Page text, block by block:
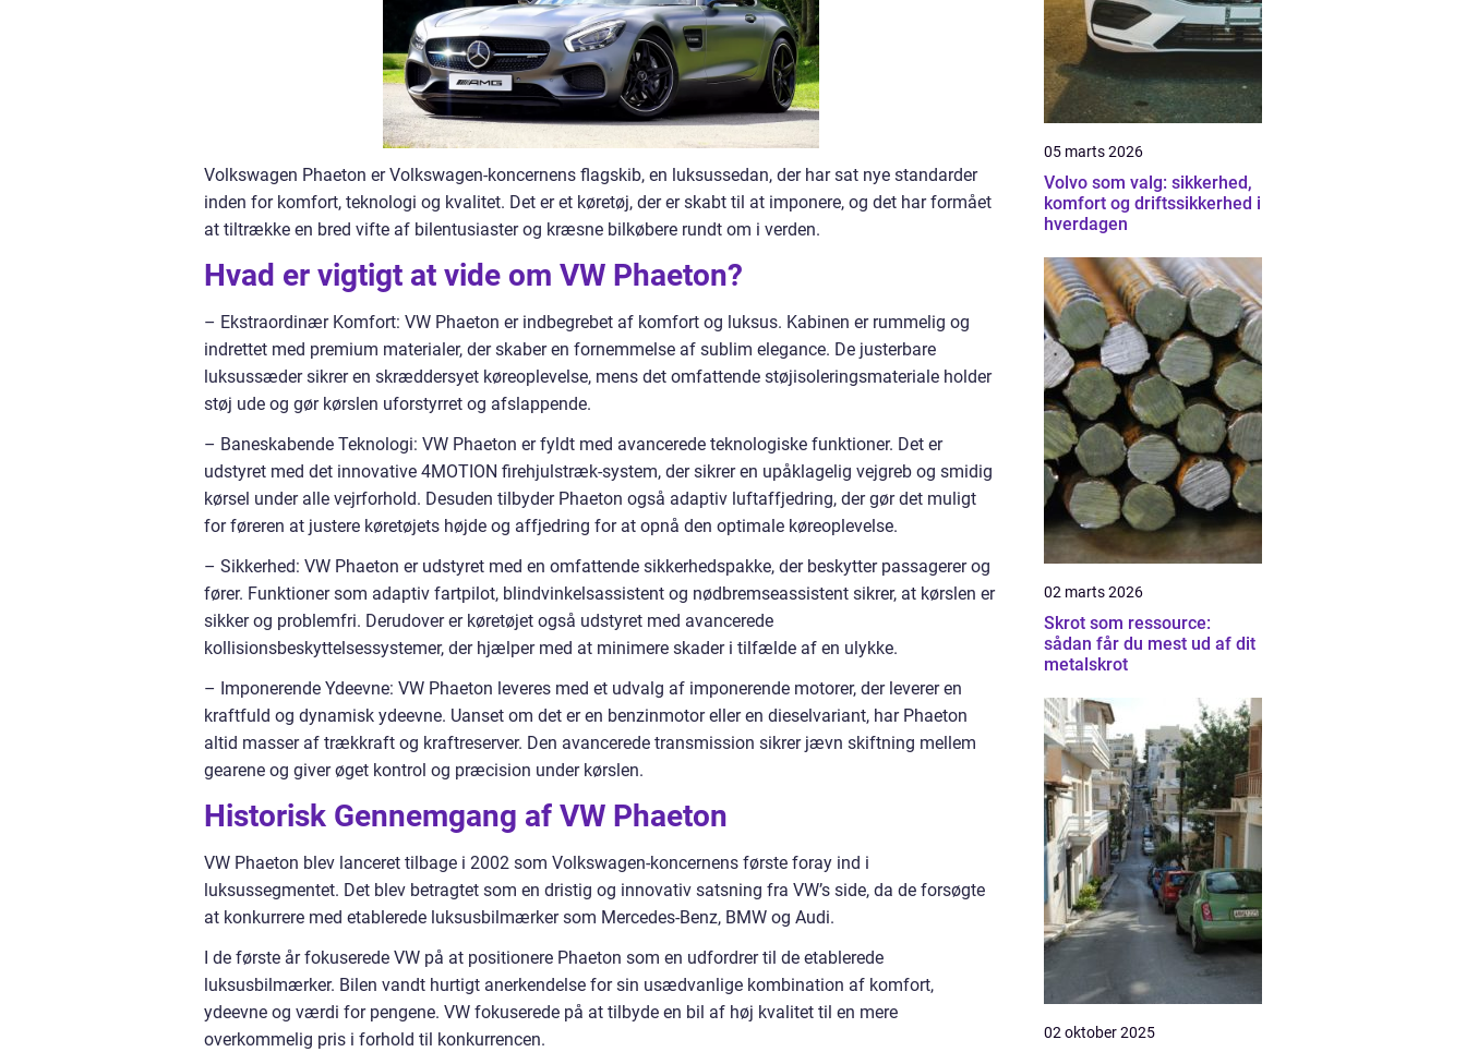
Volkswagen Phaeton er Volkswagen-koncernens flagskib, en luksussedan, der har sat nye standarder
inden for komfort, teknologi og kvalitet. Det er et køretøj, der er skabt til at imponere, og det har formået
at tiltrække en bred vifte af bilentusiaster og kræsne bilkøbere rundt om i verden.
Hvad er vigtigt at vide om VW Phaeton?
– Ekstraordinær Komfort: VW Phaeton er indbegrebet af komfort og luksus. Kabinen er rummelig og
indrettet med premium materialer, der skaber en fornemmelse af sublim elegance. De justerbare
luksussæder sikrer en skræddersyet køreoplevelse, mens det omfattende støjisoleringsmateriale holder
støj ude og gør kørslen uforstyrret og afslappende.
– Baneskabende Teknologi: VW Phaeton er fyldt med avancerede teknologiske funktioner. Det er
udstyret med det innovative 4MOTION firehjulstræk-system, der sikrer en upåklagelig vejgreb og smidig
kørsel under alle vejrforhold. Desuden tilbyder Phaeton også adaptiv luftaffjedring, der gør det muligt
for føreren at justere køretøjets højde og affjedring for at opnå den optimale køreoplevelse.
– Sikkerhed: VW Phaeton er udstyret med en omfattende sikkerhedspakke, der beskytter passagerer og
fører. Funktioner som adaptiv fartpilot, blindvinkelsassistent og nødbremseassistent sikrer, at kørslen er
sikker og problemfri. Derudover er køretøjet også udstyret med avancerede
kollisionsbeskyttelsessystemer, der hjælper med at minimere skader i tilfælde af en ulykke.
– Imponerende Ydeevne: VW Phaeton leveres med et udvalg af imponerende motorer, der leverer en
kraftfuld og dynamisk ydeevne. Uanset om det er en benzinmotor eller en dieselvariant, har Phaeton
altid masser af trækkraft og kraftreserver. Den avancerede transmission sikrer jævn skiftning mellem
gearene og giver øget kontrol og præcision under kørslen.
Historisk Gennemgang af VW Phaeton
VW Phaeton blev lanceret tilbage i 2002 som Volkswagen-koncernens første foray ind i
luksussegmentet. Det blev betragtet som en dristig og innovativ satsning fra VW’s side, da de forsøgte
at konkurrere med etablerede luksusbilmærker som Mercedes-Benz, BMW og Audi.
I de første år fokuserede VW på at positionere Phaeton som en udfordrer til de etablerede
luksusbilmærker. Bilen vandt hurtigt anerkendelse for sin usædvanlige kombination af komfort,
ydeevne og værdi for pengene. VW fokuserede på at tilbyde en bil af høj kvalitet til en mere
overkommelig pris i forhold til konkurrencen.
05 marts 2026
Volvo som valg: sikkerhed,
komfort og driftssikkerhed i
hverdagen
02 marts 2026
Skrot som ressource:
sådan får du mest ud af dit
metalskrot
02 oktober 2025